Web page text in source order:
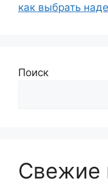
как выбрать
Поиск
Свежие